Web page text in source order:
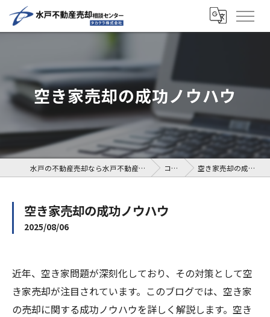
空き家売却の成功ノウハウ
水戸の不動産売却なら水戸不動産売却相談センター コラム 空き家売却の成功ノウハウ
空き家売却の成功ノウハウ
2025/08/06
近年、空き家問題が深刻化しており、その対策として空
き家売却が注目されています。このブログでは、空き家
の売却に関する成功ノウハウを詳しく解説します。空き